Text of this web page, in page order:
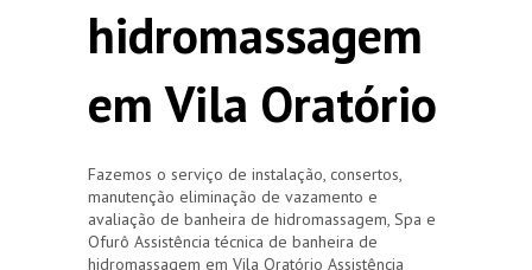
hidromassagem
em Vila Oratório
Fazemos o serviço de instalação, consertos,
manutenção eliminação de vazamento e
avaliação de banheira de hidromassagem, Spa e
Ofurô Assistência técnica de banheira de
hidromassagem em Vila Oratório Assistência